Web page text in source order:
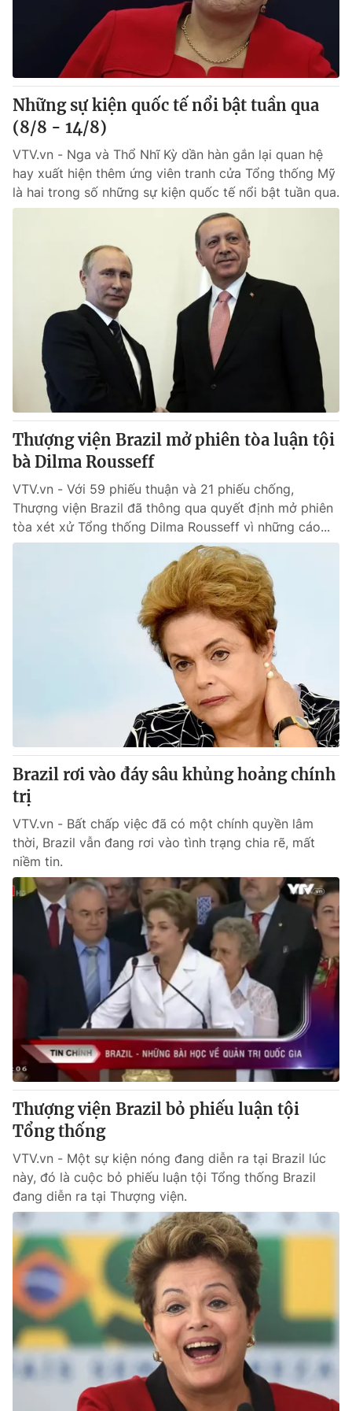
Thị trường
Tư vấn
Lịch phát sóng
Chuyên mục khác
Emagazine
Photo Infographic
Shorts video
VTV Money VTV Thể thao
VTV Sức khoẻ Bất động sản
Thị trường 24h Tấm lòng Việt
VTV4
VTV9 VTV8
Liên hệ tòa soạn English
Đài Truyền hình Việt Nam
Giấy phép hoạt động báo in và báo điện tử số 483/GP-BTTTT
Tổng Biên tập:Vũ Thanh Thủy
Phó Tổng Biên tập:Nguyễn Thị Mỹ Hạnh, Phạm Quốc Thắng,
Nguyễn Trọng Ninh
Tổng đài VTV:
024.38 355 931 - 024.38 355 932
Ðiện thoại Thời báo VTV:024.66 897 897
Email:toasoan@vtv.vn
Liên hệ quảng cáo:024-7300.7108
® Cấm sao chép dưới mọi hình thức nếu không có sự chấp
thuận bằng văn bản. Ghi rõ nguồn VTV.vn khi phát hành lại
thông tin từ website này.
Những sự kiện quốc tế nổi bật tuần qua
(8/8 - 14/8)
VTV.vn - Nga và Thổ Nhĩ Kỳ dần hàn gắn lại quan hệ
hay xuất hiện thêm ứng viên tranh cửa Tổng thống Mỹ
là hai trong số những sự kiện quốc tế nổi bật tuần qua.
Thượng viện Brazil mở phiên tòa luận tội
bà Dilma Rousseff
VTV.vn - Với 59 phiếu thuận và 21 phiếu chống,
Thượng viện Brazil đã thông qua quyết định mở phiên
tòa xét xử Tổng thống Dilma Rousseff vì những cáo...
Brazil rơi vào đáy sâu khủng hoảng chính
trị
VTV.vn - Bất chấp việc đã có một chính quyền lâm
thời, Brazil vẫn đang rơi vào tình trạng chia rẽ, mất
niềm tin.
Thượng viện Brazil bỏ phiếu luận tội
Tổng thống
VTV.vn - Một sự kiện nóng đang diễn ra tại Brazil lúc
này, đó là cuộc bỏ phiếu luận tội Tổng thống Brazil
đang diễn ra tại Thượng viện.